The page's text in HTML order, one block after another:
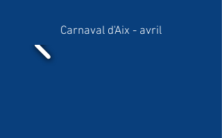
Carnaval d'Aix - avril